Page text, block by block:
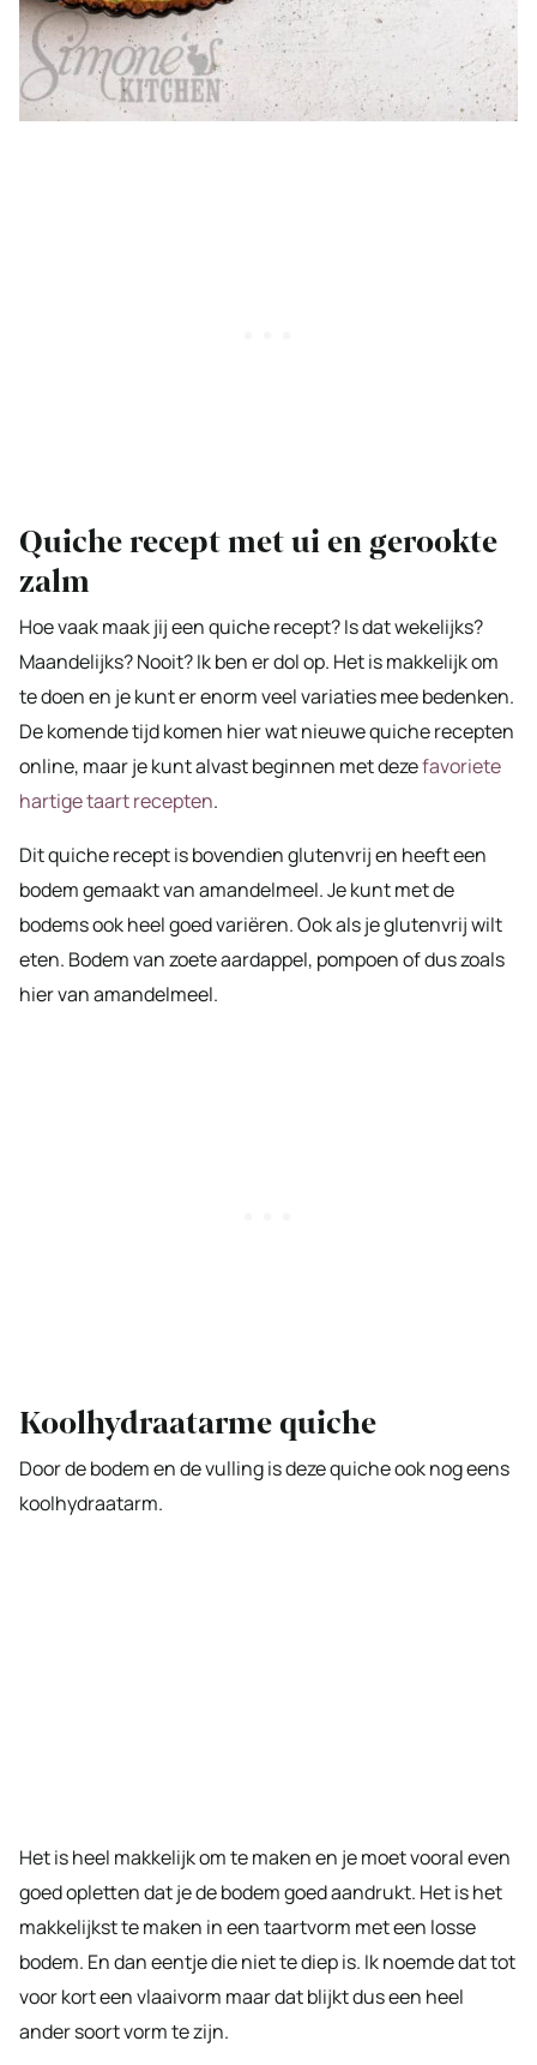
Quiche recept met ui en gerookte
zalm
Hoe vaak maak jij een quiche recept? Is dat wekelijks?
Maandelijks? Nooit? Ik ben er dol op. Het is makkelijk om
te doen en je kunt er enorm veel variaties mee bedenken.
De komende tijd komen hier wat nieuwe quiche recepten
online, maar je kunt alvast beginnen met dezefavoriete
hartige taart recepten.
Dit quiche recept is bovendien glutenvrij en heeft een
bodem gemaakt van amandelmeel. Je kunt met de
bodems ook heel goed variëren. Ook als je glutenvrij wilt
eten. Bodem van zoete aardappel, pompoen of dus zoals
hier van amandelmeel.
Koolhydraatarme quiche
Door de bodem en de vulling is deze quiche ook nog eens
koolhydraatarm.
Het is heel makkelijk om te maken en je moet vooral even
goed opletten dat je de bodem goed aandrukt. Het is het
makkelijkst te maken in een taartvorm met een losse
bodem. En dan eentje die niet te diep is. Ik noemde dat tot
voor kort een vlaaivorm maar dat blijkt dus een heel
ander soort vorm te zijn.